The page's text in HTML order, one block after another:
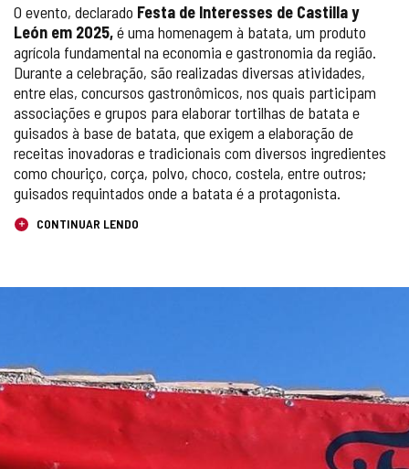
O evento, declarado Festa de Interesses de Castilla y
León em 2025,é uma homenagem à batata, um produto
agrícola fundamental na economia e gastronomia da região.
Durante a celebração, são realizadas diversas atividades,
entre elas, concursos gastronômicos, nos quais participam
associações e grupos para elaborar tortilhas de batata e
guisados ​​à base de batata, que exigem a elaboração de
receitas inovadoras e tradicionais com diversos ingredientes
como chouriço, corça, polvo, choco, costela, entre outros;
guisados ​​requintados onde a batata é a protagonista.
CONTINUAR LENDO
IMAGENS